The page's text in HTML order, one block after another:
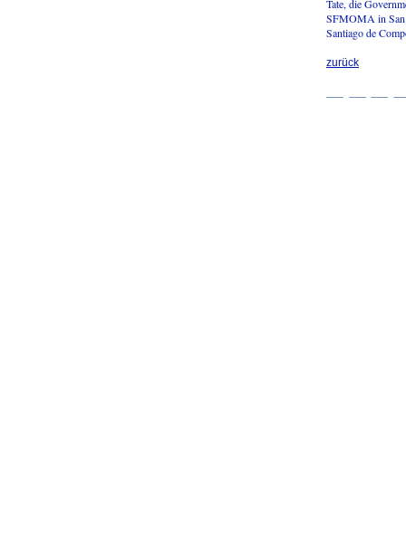
Tate, die
SFMOMA in San
Santiago de
zurück